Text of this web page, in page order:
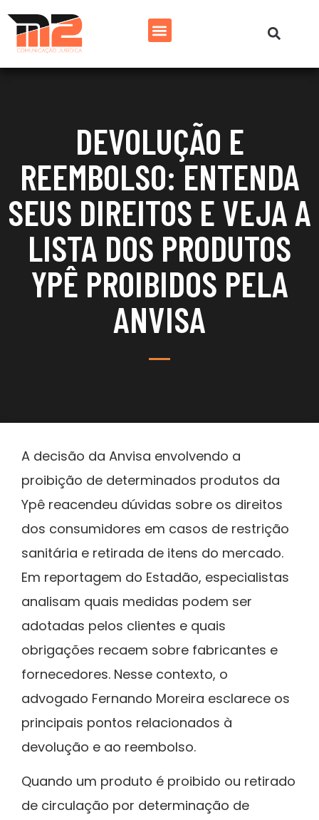
DEVOLUÇÃO E
REEMBOLSO: ENTENDA
SEUS DIREITOS E VEJA A
LISTA DOS PRODUTOS
YPÊ PROIBIDOS PELA
ANVISA
A decisão da Anvisa envolvendo a
proibição de determinados produtos da
Ypê reacendeu dúvidas sobre os direitos
dos consumidores em casos de restrição
sanitária e retirada de itens do mercado.
Em reportagem do Estadão, especialistas
analisam quais medidas podem ser
adotadas pelos clientes e quais
obrigações recaem sobre fabricantes e
fornecedores. Nesse contexto, o
advogado Fernando Moreira esclarece os
principais pontos relacionados à
devolução e ao reembolso.
Quando um produto é proibido ou retirado
de circulação por determinação de